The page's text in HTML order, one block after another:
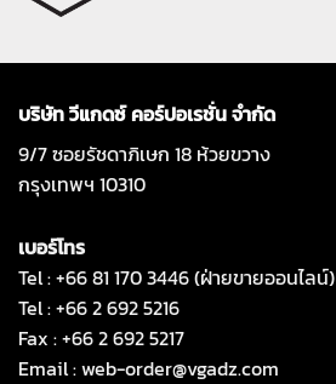
บริษัท วีแกดซ์ คอร์ปอเรชั่น จำกัด
9/7 ซอยรัชดาภิเษก 18 ห้วยขวาง
กรุงเทพฯ 10310
เบอร์โทร
Tel : +66 81 170 3446 (ฝ่ายขายออนไลน์)
Tel : +66 2 692 5216
Fax : +66 2 692 5217
Email :web-order@vgadz.com